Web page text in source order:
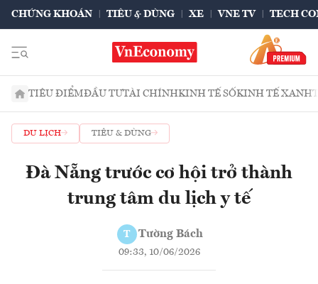
CHỨNG KHOÁN TIÊU & DÙNG XE VNE TV TECH
TIÊU ĐIỂMĐẦU TƯTÀI CHÍNHKINH TẾ SỐKINH TẾ XANH
DU LỊCH TIÊU & DÙNG
Đà Nẵng trước cơ hội trở thành
trung tâm du lịch y tế
T Tường Bách
09:33, 10/06/2026